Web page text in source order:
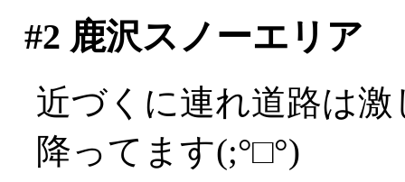
#2 鹿沢スノーエリア
近づくに連れ道路は
降ってます(;°□°)